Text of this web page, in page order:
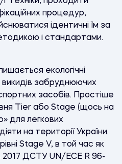
процедур,
ідентичні їм за
і стандартами.
екологічні
забруднюючих
засобів. Простіше
Tier або Stage (щось на
для легкових
на території України.
Stage V, в той час як
ДСТУ UN/ECE R 96-